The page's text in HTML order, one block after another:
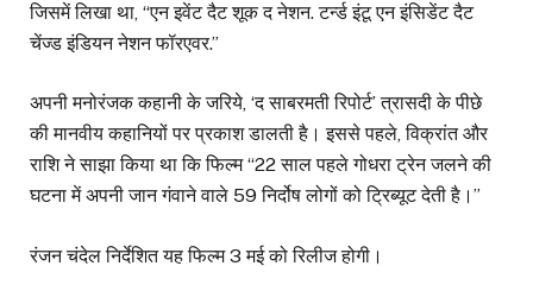
जिसमें लिखा था, “एन इवेंट दैट शूक द नेशन. टर्न्ड इंटू एन इंसिडेंट दैट
चेंज्ड इंडियन नेशन फॉरएवर.”
अपनी मनोरंजक कहानी के जरिये, ‘द साबरमती रिपोर्ट’ त्रासदी के पीछे
की मानवीय कहानियों पर प्रकाश डालती है। इससे पहले, विक्रांत और
राशि ने साझा किया था कि फिल्म “22 साल पहले गोधरा ट्रेन जलने की
घटना में अपनी जान गंवाने वाले 59 निर्दोष लोगों को ट्रिब्यूट देती है।”
रंजन चंदेल निर्देशित यह फिल्म 3 मई को रिलीज होगी।